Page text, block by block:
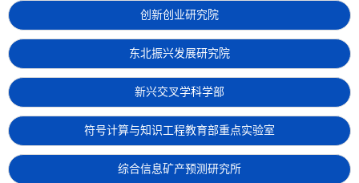
创新创业研究院
东北振兴发展研究院
新兴交叉学科学部
符号计算与知识工程教育部重点实验室
综合信息矿产预测研究所